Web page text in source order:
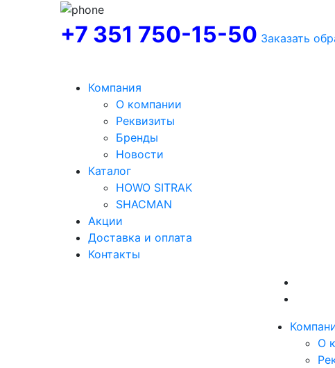
+7 351 750-15-50 Заказать
Компания
О компании
Реквизиты
Бренды
Новости
Каталог
HOWO SITRAK
SHACMAN
Акции
Доставка и оплата
Контакты
О